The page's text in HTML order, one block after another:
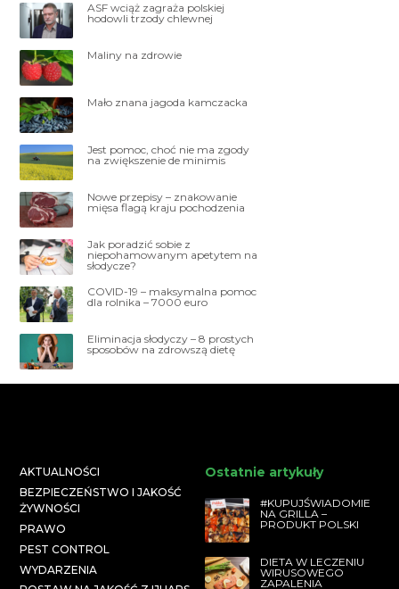
ASF wciąż zagraża polskiej
hodowli trzody chlewnej
Maliny na zdrowie
Mało znana jagoda kamczacka
Jest pomoc, choć nie ma zgody
na zwiększenie de minimis
Nowe przepisy – znakowanie
mięsa flagą kraju pochodzenia
Jak poradzić sobie z
niepohamowanym apetytem na
słodycze?
COVID-19 – maksymalna pomoc
dla rolnika – 7000 euro
Eliminacja słodyczy – 8 prostych
sposobów na zdrowszą dietę
AKTUALNOŚCI
BEZPIECZEŃSTWO I JAKOŚĆ
ŻYWNOŚCI
PRAWO
PEST CONTROL
WYDARZENIA
Ostatnie artykuły
#KUPUJŚWIADOMIE
NA GRILLA –
PRODUKT POLSKI
DIETA W LECZENIU
WIRUSOWEGO
ZAPALENIA